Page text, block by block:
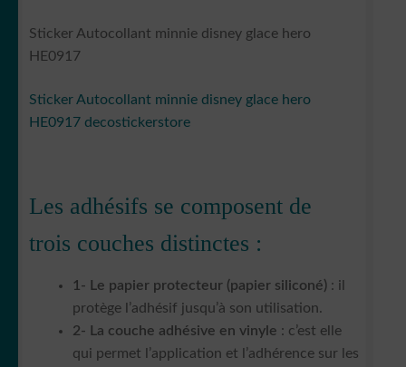
Sticker Autocollant minnie disney glace hero
HE0917
Sticker Autocollant minnie disney glace hero
HE0917 decostickerstore
Les adhésifs se composent de
trois couches distinctes :
1- Le papier protecteur (papier siliconé) : il
protège l’adhésif jusqu’à son utilisation.
2- La couche adhésive en vinyle : c’est elle
qui permet l’application et l’adhérence sur les